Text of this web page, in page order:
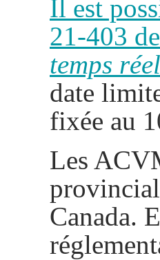
Il est
21-403
temps réel
date
fixée au
Les
Canada.